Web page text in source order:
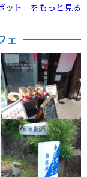
、近隣の大宮公園の
ット」をもっと見る
ェ